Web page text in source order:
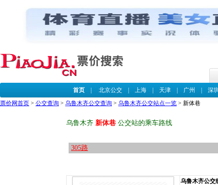
首页| 北京公交| 上海| 天津| 广州
深
票价网首页 > 公交查询 > 乌鲁木齐公交查询 > 乌鲁木齐公交站点一览 > 新体巷
乌鲁木齐 新体巷 公交站的乘车路线
305路
乌鲁木齐公交